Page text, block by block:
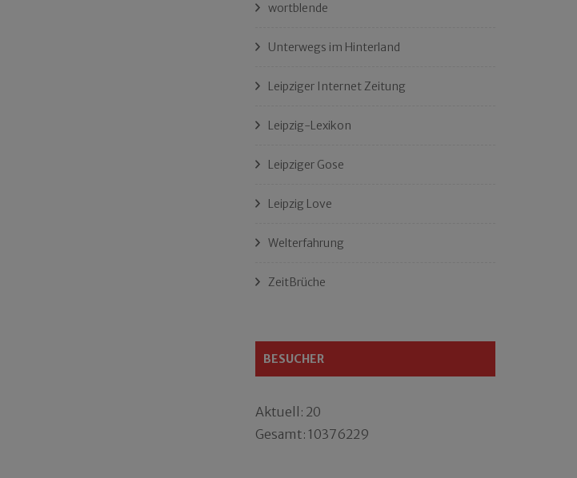
wortblende
Unterwegs im Hinterland
Leipziger Internet Zeitung
Leipzig-Lexikon
Leipziger Gose
Leipzig Love
Welterfahrung
ZeitBrüche
BESUCHER
Aktuell: 20
Gesamt: 10376229